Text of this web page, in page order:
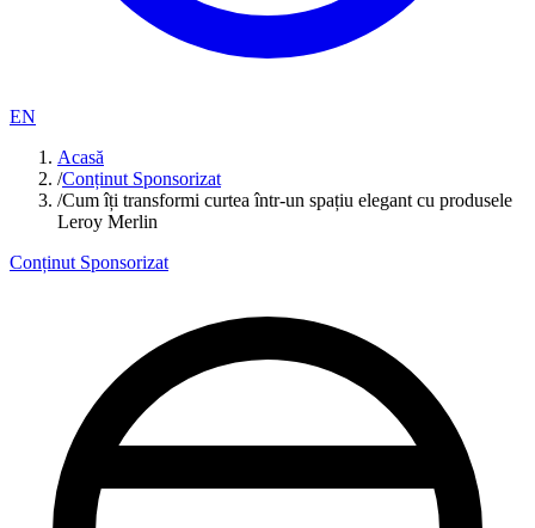
EN
Acasă
/Conținut Sponsorizat
/Cum îți transformi curtea într-un spațiu elegant cu produsele
Leroy Merlin
Conținut Sponsorizat